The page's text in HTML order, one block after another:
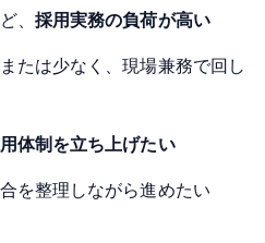
、 採用実務の負荷が高い
たは少なく、現場兼務で回し
体制を立ち上げたい
を整理しながら進めたい